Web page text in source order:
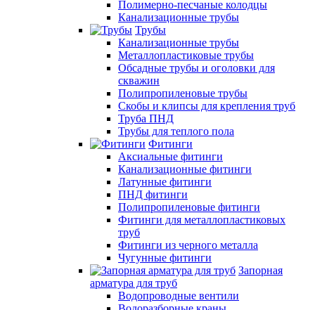
Полимерно-песчаные колодцы
Канализационные трубы
Трубы
Канализационные трубы
Металлопластиковые трубы
Обсадные трубы и оголовки для
скважин
Полипропиленовые трубы
Скобы и клипсы для крепления труб
Труба ПНД
Трубы для теплого пола
Фитинги
Аксиальные фитинги
Канализационные фитинги
Латунные фитинги
ПНД фитинги
Полипропиленовые фитинги
Фитинги для металлопластиковых
труб
Фитинги из черного металла
Чугунные фитинги
Запорная
арматура для труб
Водопроводные вентили